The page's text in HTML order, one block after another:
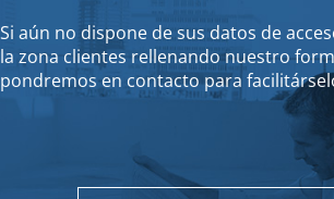
Si aún no dispone de sus datos de
la zona clientes rellenando nuestro
pondremos en contacto para